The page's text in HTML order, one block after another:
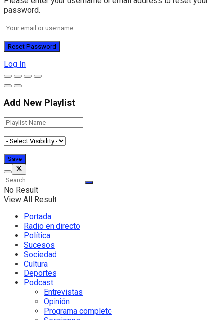
password.
Log In
Add New Playlist
No Result
View All Result
Portada
Radio en directo
Política
Sucesos
Sociedad
Cultura
Deportes
Podcast
Entrevistas
Opinión
Programa completo